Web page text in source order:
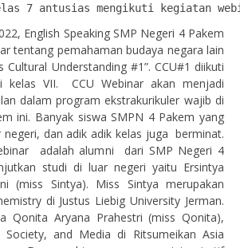
7 antusias mengikuti kegiatan
English Speaking SMP Negeri 4 Pakem
tentang pemahaman budaya negara lain
Cultural Understanding #1”. CCU#1 diikuti
kelas VII. CCU Webinar akan menjadi
dalam program ekstrakurikuler wajib di
ini. Banyak siswa SMPN 4 Pakem yang
dan adik adik kelas juga berminat.
adalah alumni dari SMP Negeri 4
studi di luar negeri yaitu Ersintya
(miss Sintya). Miss Sintya merupakan
di Justus Liebig University Jerman.
Qonita Aryana Prahestri (miss Qonita),
Society, and Media di Ritsumeikan Asia